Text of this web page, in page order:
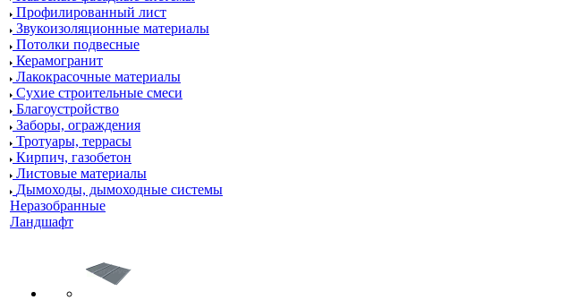
Профилированный лист
Звукоизоляционные материалы
Потолки подвесные
Керамогранит
Лакокрасочные материалы
Сухие строительные смеси
Благоустройство
Заборы, ограждения
Тротуары, террасы
Кирпич, газобетон
Листовые материалы
Дымоходы, дымоходные системы
Неразобранные
Ландшафт